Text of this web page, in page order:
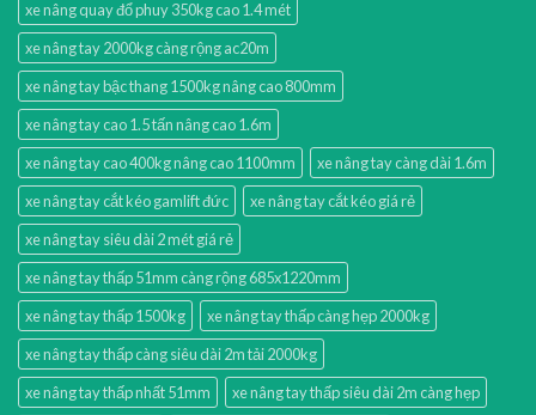
xe nâng quay đổ phuy 350kg cao 1.4 mét
xe nâng tay 2000kg càng rộng ac20m
xe nâng tay bậc thang 1500kg nâng cao 800mm
xe nâng tay cao 1.5 tấn nâng cao 1.6m
xe nâng tay cao 400kg nâng cao 1100mm
xe nâng tay càng dài 1.6m
xe nâng tay cắt kéo gamlift đức
xe nâng tay cắt kéo giá rẻ
xe nâng tay siêu dài 2 mét giá rẻ
xe nâng tay thấp 51mm càng rộng 685x1220mm
xe nâng tay thấp 1500kg
xe nâng tay thấp càng hẹp 2000kg
xe nâng tay thấp càng siêu dài 2m tải 2000kg
xe nâng tay thấp nhất 51mm
xe nâng tay thấp siêu dài 2m càng hẹp